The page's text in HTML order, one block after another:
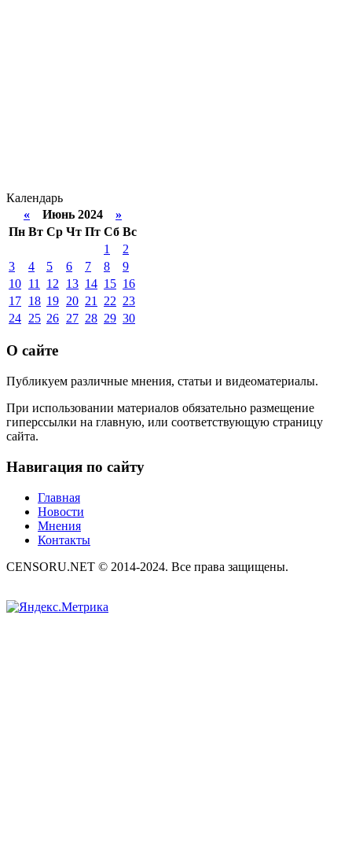
Календарь
« Июнь 2024 »
Пн Вт Ср Чт Пт Сб Вс
1
2
3
4 5 6 7 8
9
10 11 12 13 14 15 16
17 18 19 20 21 22 23
24 25 26 27 28 29 30
О сайте
Публикуем различные мнения, статьи и видеоматериалы.
При использовании материалов обязательно размещение
гиперссылки на главную, или соответствующую страницу
сайта.
Навигация по сайту
Главная
Новости
Мнения
Контакты
CENSORU.NET © 2014-2024. Все права защищены.